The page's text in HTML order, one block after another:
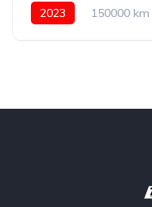
2023 150000 km